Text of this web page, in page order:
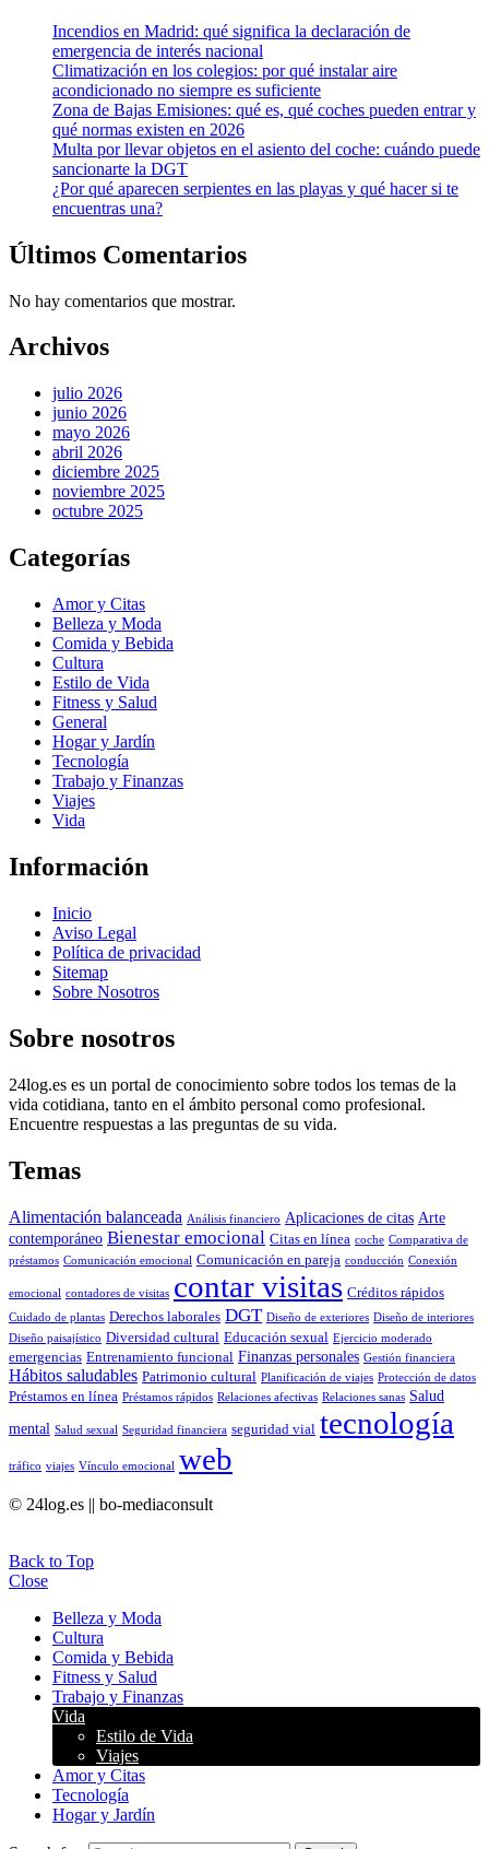
Incendios en Madrid: qué significa la declaración de
emergencia de interés nacional
Climatización en los colegios: por qué instalar aire
acondicionado no siempre es suficiente
Zona de Bajas Emisiones: qué es, qué coches pueden entrar y
qué normas existen en 2026
Multa por llevar objetos en el asiento del coche: cuándo puede
sancionarte la DGT
¿Por qué aparecen serpientes en las playas y qué hacer si te
encuentras una?
Últimos Comentarios
No hay comentarios que mostrar.
Archivos
julio 2026
junio 2026
mayo 2026
abril 2026
diciembre 2025
noviembre 2025
octubre 2025
Categorías
Amor y Citas
Belleza y Moda
Comida y Bebida
Cultura
Estilo de Vida
Fitness y Salud
General
Hogar y Jardín
Tecnología
Trabajo y Finanzas
Viajes
Vida
Información
Inicio
Aviso Legal
Política de privacidad
Sitemap
Sobre Nosotros
Sobre nosotros
24log.es es un portal de conocimiento sobre todos los temas de la
vida cotidiana, tanto en el ámbito personal como profesional.
Encuentre respuestas a las preguntas de su vida.
Temas
Alimentación balanceada Análisis financiero Aplicaciones de citas Arte
contemporáneo Bienestar emocional Citas en línea coche Comparativa de
préstamos Comunicación emocional Comunicación en pareja conducción Conexión
emocional contadores de visitas contar visitas Créditos rápidos
Cuidado de plantas Derechos laborales DGT Diseño de exteriores Diseño de interiores
Diseño paisajístico Diversidad cultural Educación sexual Ejercicio moderado
emergencias Entrenamiento funcional Finanzas personales Gestión financiera
Hábitos saludables Patrimonio cultural Planificación de viajes Protección de datos
Préstamos en línea Préstamos rápidos Relaciones afectivas Relaciones sanas Salud
mental Salud sexual Seguridad financiera seguridad vial tecnología
tráfico viajes Vínculo emocional web
© 24log.es || bo-mediaconsult
Back to Top
Close
Belleza y Moda
Cultura
Comida y Bebida
Fitness y Salud
Trabajo y Finanzas
Vida
Estilo de Vida
Viajes
Amor y Citas
Tecnología
Hogar y Jardín